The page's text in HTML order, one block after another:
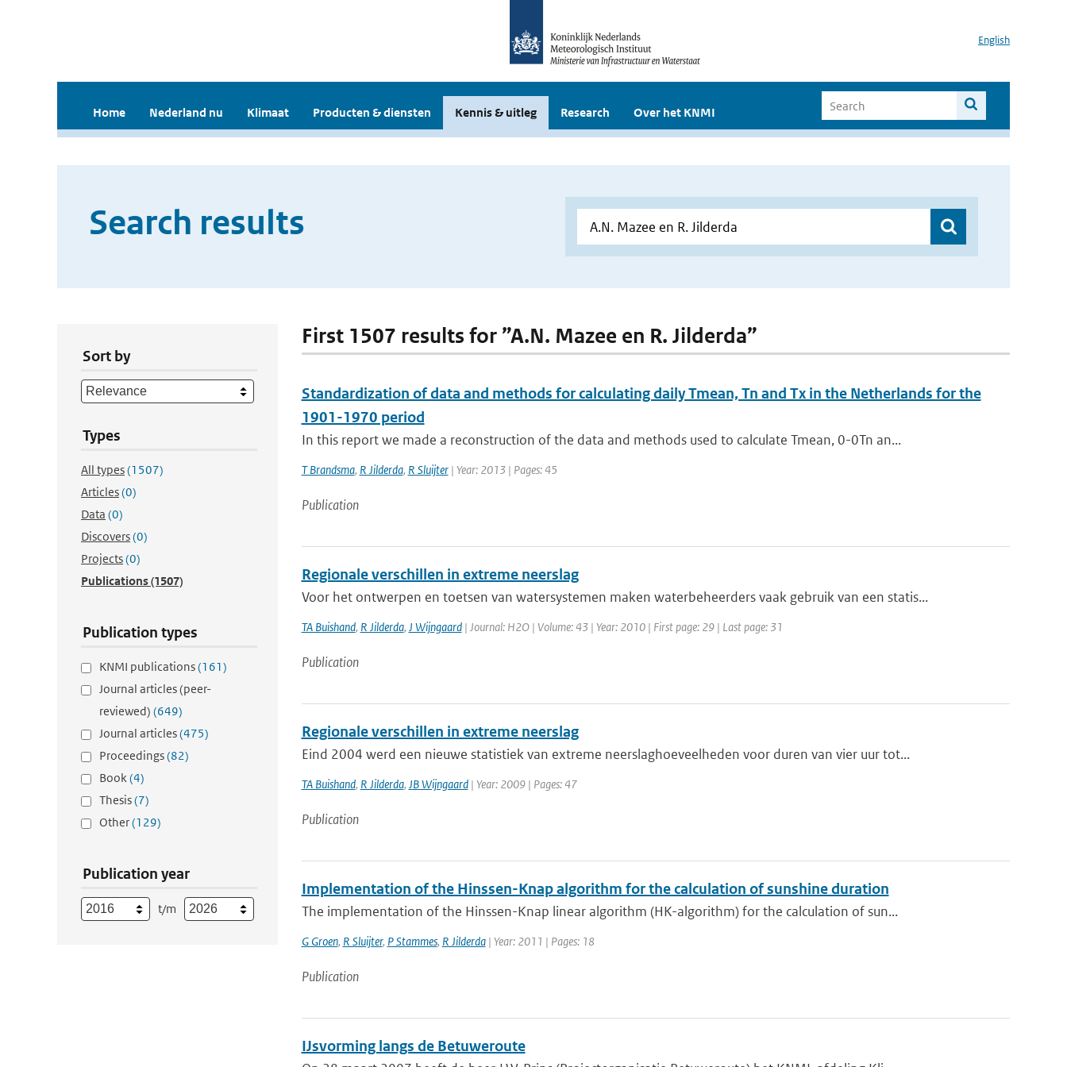
English
Home Nederland nu Klimaat Producten & diensten Kennis & uitleg Research Over het KNMI
Search results
Sort by
Types
All types(1507)
Articles(0)
Data (0)
Discovers(0)
Projects(0)
Publications(1507)
Publication types
KNMI publications(161)
Journal articles (peer-
reviewed) (649)
Journal articles(475)
Proceedings(82)
Book(4)
Thesis(7)
Other(129)
Publication year
t/m
First 1507 results for ”A.N. Mazee en R. Jilderda”
Standardization of data and methods for calculating daily Tmean, Tn and Tx in the Netherlands for the
1901-1970 period
In this report we made a reconstruction of the data and methods used to calculate Tmean, 0-0Tn an...
T Brandsma, R Jilderda, R Sluijter| Year: 2013 | Pages: 45
Publication
Regionale verschillen in extreme neerslag
Voor het ontwerpen en toetsen van watersystemen maken waterbeheerders vaak gebruik van een statis...
TA Buishand, R Jilderda, J Wijngaard| Journal: H2O | Volume: 43 | Year: 2010 | First page: 29 | Last page: 31
Publication
Regionale verschillen in extreme neerslag
Eind 2004 werd een nieuwe statistiek van extreme neerslaghoeveelheden voor duren van vier uur tot...
TA Buishand, R Jilderda, JB Wijngaard| Year: 2009 | Pages: 47
Publication
Implementation of the Hinssen-Knap algorithm for the calculation of sunshine duration
The implementation of the Hinssen-Knap linear algorithm (HK-algorithm) for the calculation of sun...
G Groen, R Sluijter, P Stammes, R Jilderda| Year: 2011 | Pages: 18
Publication
IJsvorming langs de Betuweroute